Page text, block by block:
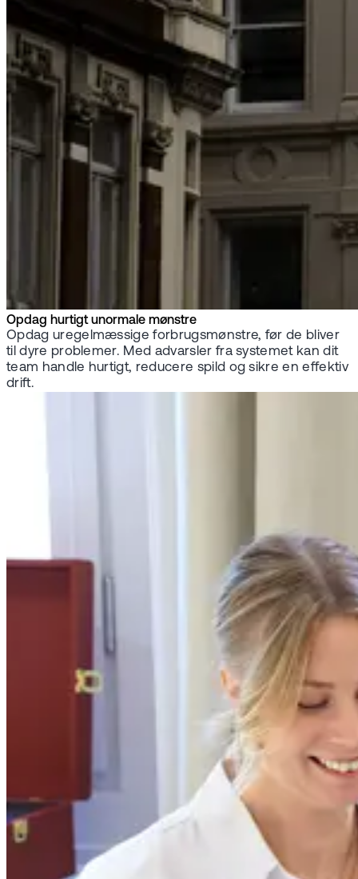
Opdag hurtigt unormale mønstre
Opdag uregelmæssige forbrugsmønstre, før de bliver
til dyre problemer. Med advarsler fra systemet kan dit
team handle hurtigt, reducere spild og sikre en effektiv
drift.